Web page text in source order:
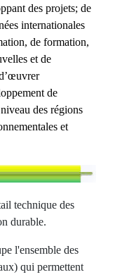
des projets; de
internationales
de formation,
et de
de
des régions
et
technique des
durable.
l'ensemble des
qui permettent